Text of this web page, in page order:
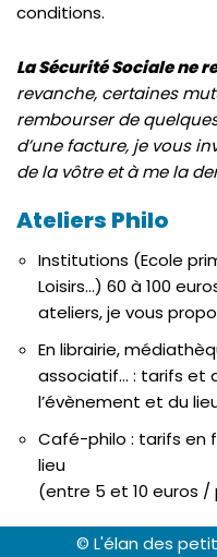
conditions.
La Sécurité Sociale ne
revanche, certaines
rembourser de
d’une facture, je vous
de la vôtre et à me la
Ateliers Philo
Institutions (Ecole
Loisirs…) 60 à 100
ateliers, je vous
En librairie,
associatif… : tarifs et
l’évènement et du
Café-philo : tarifs en
lieu
(entre 5 et 10 euros /
© L'élan des